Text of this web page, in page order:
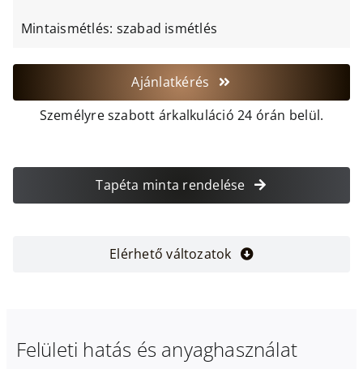
Mintaismétlés: szabad ismétlés
Ajánlatkérés
Személyre szabott árkalkuláció 24 órán belül.
Tapéta minta rendelése
Elérhető változatok
Felületi hatás és anyaghasználat